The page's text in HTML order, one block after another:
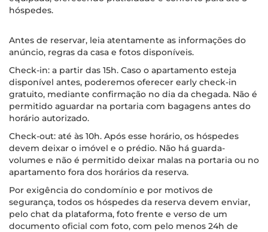
hóspedes.
Antes de reservar, leia atentamente as informações do
anúncio, regras da casa e fotos disponíveis.
Check-in: a partir das 15h. Caso o apartamento esteja
disponível antes, poderemos oferecer early check-in
gratuito, mediante confirmação no dia da chegada. Não é
permitido aguardar na portaria com bagagens antes do
horário autorizado.
Check-out: até às 10h. Após esse horário, os hóspedes
devem deixar o imóvel e o prédio. Não há guarda-
volumes e não é permitido deixar malas na portaria ou no
apartamento fora dos horários da reserva.
Por exigência do condomínio e por motivos de
segurança, todos os hóspedes da reserva devem enviar,
pelo chat da plataforma, foto frente e verso de um
documento oficial com foto, com pelo menos 24h de